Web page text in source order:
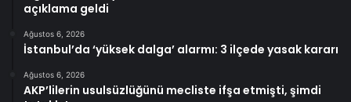
açıklama geldi
Ağustos 6, 2026
İstanbul’da ‘yüksek dalga’ alarmı: 3 ilçede yasak kararı
Ağustos 6, 2026
AKP’lilerin usulsüzlüğünü mecliste ifşa etmişti, şimdi